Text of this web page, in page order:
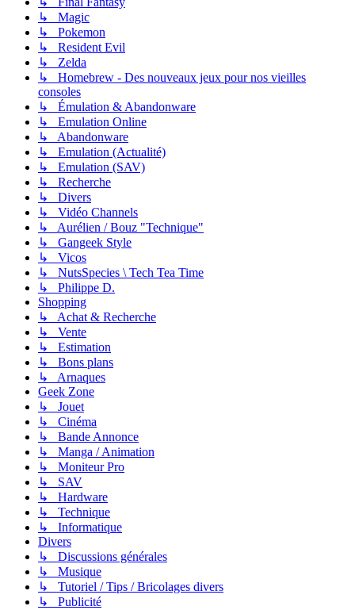
↳ Magic
↳ Pokemon
↳ Resident Evil
↳ Zelda
↳ Homebrew - Des nouveaux jeux pour nos vieilles
consoles
↳ Émulation & Abandonware
↳ Emulation Online
↳ Abandonware
↳ Emulation (Actualité)
↳ Emulation (SAV)
↳ Recherche
↳ Divers
↳ Vidéo Channels
↳ Aurélien / Bouz "Technique"
↳ Gangeek Style
↳ Vicos
↳ NutsSpecies \ Tech Tea Time
↳ Philippe D.
Shopping
↳ Achat & Recherche
↳ Vente
↳ Estimation
↳ Bons plans
↳ Arnaques
Geek Zone
↳ Jouet
↳ Cinéma
↳ Bande Annonce
↳ Manga / Animation
↳ Moniteur Pro
↳ SAV
↳ Hardware
↳ Technique
↳ Informatique
Divers
↳ Discussions générales
↳ Musique
↳ Tutoriel / Tips / Bricolages divers
↳ Publicité